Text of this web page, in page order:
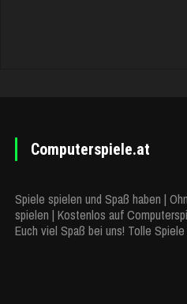
Computerspiele.at
Spiele spielen und Spaß haben |
spielen | Kostenlos auf
Euch viel Spaß bei uns! Tolle